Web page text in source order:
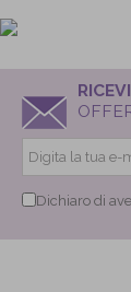
Dichiaro di